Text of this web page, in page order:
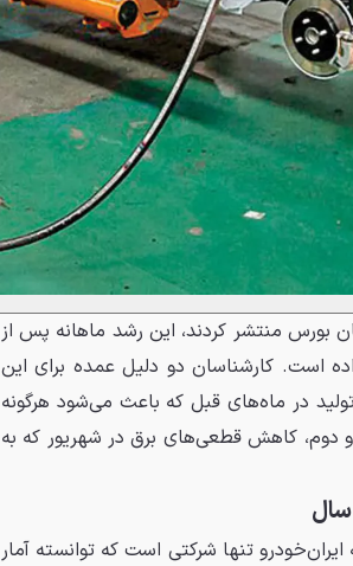
بورس منتشر کردند، این رشد ماهانه پس از
است. کارشناسان دو دلیل عمده برای این
در ماه‌های قبل که باعث می‌شود هرگونه
و دوم، کاهش قطعی‌های برق در شهریور که به
تنها شرکتی است که توانسته آمار